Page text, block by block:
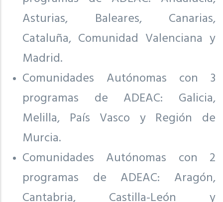
Asturias, Baleares, Canarias,
Cataluña, Comunidad Valenciana y
Madrid.
Comunidades Autónomas con 3
programas de ADEAC: Galicia,
Melilla, País Vasco y Región de
Murcia.
Comunidades Autónomas con 2
programas de ADEAC: Aragón,
Cantabria, Castilla-León y